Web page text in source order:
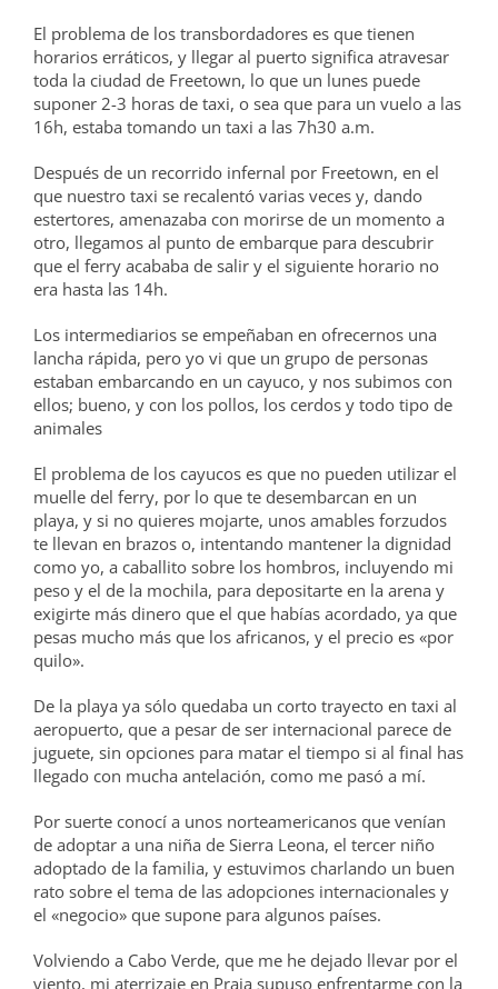
El problema de los transbordadores es que tienen
horarios erráticos, y llegar al puerto significa atravesar
toda la ciudad de Freetown, lo que un lunes puede
suponer 2-3 horas de taxi, o sea que para un vuelo a las
16h, estaba tomando un taxi a las 7h30 a.m.
Después de un recorrido infernal por Freetown, en el
que nuestro taxi se recalentó varias veces y, dando
estertores, amenazaba con morirse de un momento a
otro, llegamos al punto de embarque para descubrir
que el ferry acababa de salir y el siguiente horario no
era hasta las 14h.
Los intermediarios se empeñaban en ofrecernos una
lancha rápida, pero yo vi que un grupo de personas
estaban embarcando en un cayuco, y nos subimos con
ellos; bueno, y con los pollos, los cerdos y todo tipo de
animales
El problema de los cayucos es que no pueden utilizar el
muelle del ferry, por lo que te desembarcan en un
playa, y si no quieres mojarte, unos amables forzudos
te llevan en brazos o, intentando mantener la dignidad
como yo, a caballito sobre los hombros, incluyendo mi
peso y el de la mochila, para depositarte en la arena y
exigirte más dinero que el que habías acordado, ya que
pesas mucho más que los africanos, y el precio es «por
quilo».
De la playa ya sólo quedaba un corto trayecto en taxi al
aeropuerto, que a pesar de ser internacional parece de
juguete, sin opciones para matar el tiempo si al final has
llegado con mucha antelación, como me pasó a mí.
Por suerte conocí a unos norteamericanos que venían
de adoptar a una niña de Sierra Leona, el tercer niño
adoptado de la familia, y estuvimos charlando un buen
rato sobre el tema de las adopciones internacionales y
el «negocio» que supone para algunos países.
Volviendo a Cabo Verde, que me he dejado llevar por el
viento, mi aterrizaje en Praia supuso enfrentarme con la